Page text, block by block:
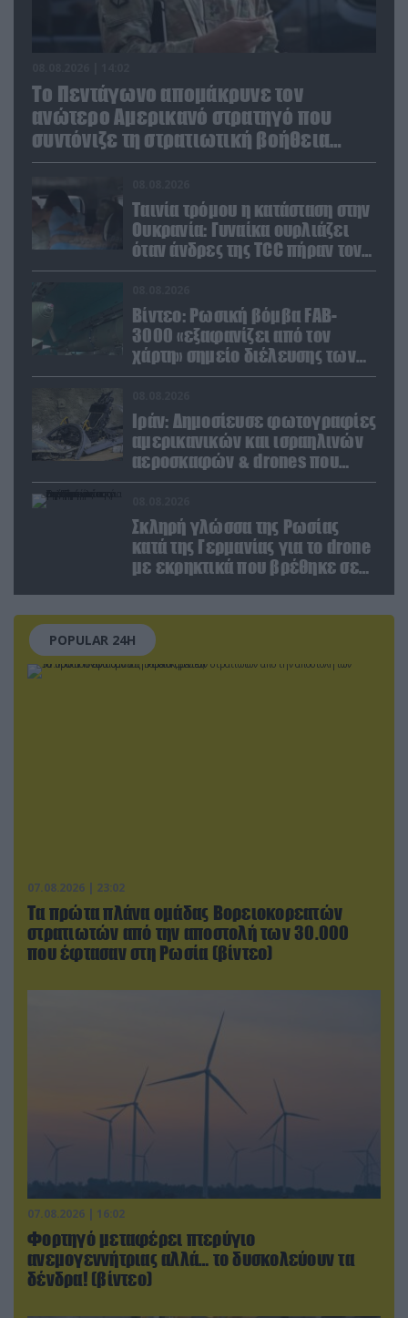
Το Πεντάγωνο απομάκρυνε τον
ανώτερο Αμερικανό στρατηγό που
συντόνιζε τη στρατιωτική βοήθεια
προς την Ουκρανία
Ταινία τρόμου η κατάσταση στην
Ουκρανία: Γυναίκα ουρλιάζει
όταν άνδρες της TCC πήραν τον
σύντροφό της (βίντεο)
Βίντεο: Ρωσική βόμβα FAB-
3000 «εξαφανίζει από τον
χάρτη» σημείο διέλευσης των
ουκρανικών δυνάμεων στην
Ιράν: Δημοσίευσε φωτογραφίες
αμερικανικών και ισραηλινών
αεροσκαφών & drones που
καταρρίφθηκαν
Σκληρή γλώσσα της Ρωσίας
κατά της Γερμανίας για το drone
με εκρηκτικά που βρέθηκε σε
POPULAR 24H
07.08.2026 | 23:02
Τα πρώτα πλάνα ομάδας Βορειοκορεατών
στρατιωτών από την αποστολή των 30.000
που έφτασαν στη Ρωσία (βίντεο)
07.08.2026 | 16:02
Φορτηγό μεταφέρει πτερύγιο
ανεμογεννήτριας αλλά… το δυσκολεύουν τα
δένδρα! (βίντεο)